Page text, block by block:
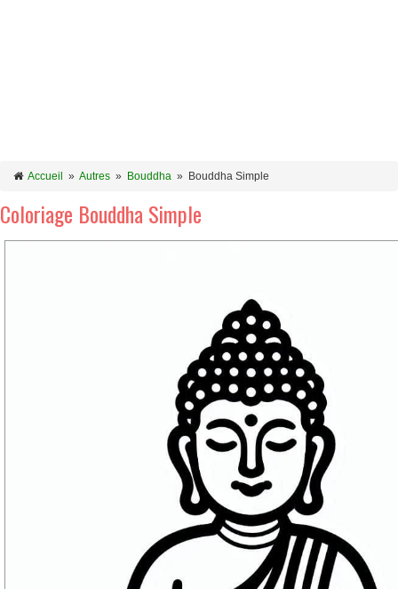
Accueil » Autres » Bouddha » Bouddha Simple
Coloriage Bouddha Simple